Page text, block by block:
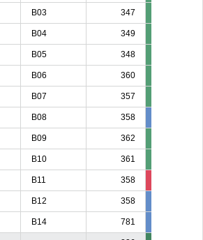
B03 347
B04 349
B05 348
B06 360
B07 357
B08 358
B09 362
B10 361
B11 358
B12 358
B14 781